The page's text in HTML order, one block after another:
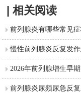
| 相关阅读
前列腺炎有哪些常见
慢性前列腺炎反复发
2026年前列腺增生早
前列腺炎尿频尿急反